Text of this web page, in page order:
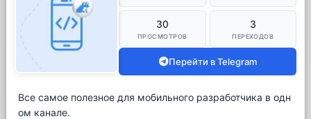
30
ПРОСМОТРОВ
3
ПЕРЕХОДОВ
Перейти в Telegram
Все самое полезное для мобильного разработчика в одн
ом канале.